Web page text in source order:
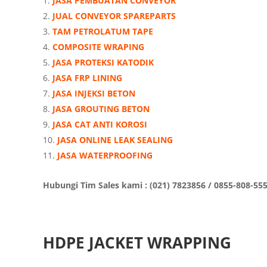
JUAL CONVEYOR SPAREPARTS
TAM PETROLATUM TAPE
COMPOSITE WRAPING
JASA PROTEKSI KATODIK
JASA FRP LINING
JASA INJEKSI BETON
JASA GROUTING BETON
JASA CAT ANTI KOROSI
JASA ONLINE LEAK SEALING
JASA WATERPROOFING
Hubungi Tim Sales kami : (021) 7823856 / 0855-808-
HDPE JACKET WRAPPING